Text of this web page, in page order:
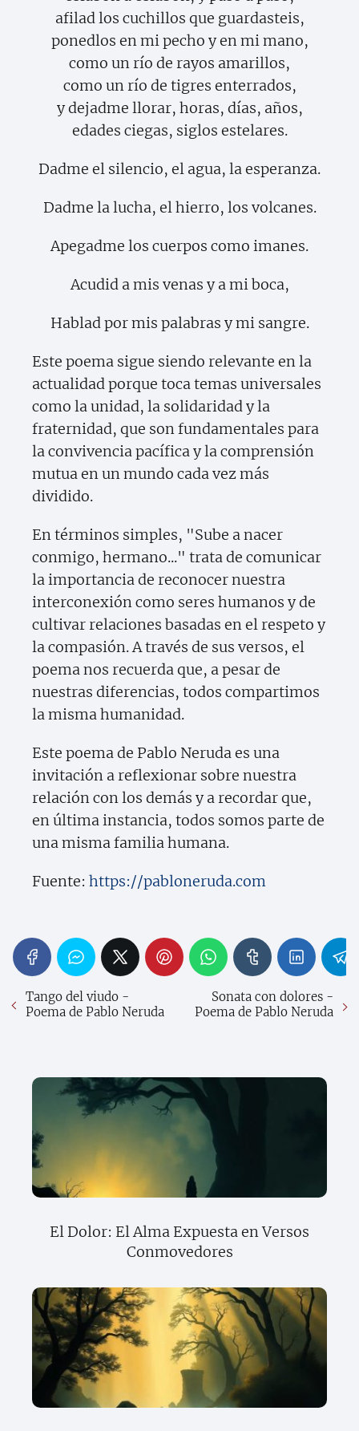
afilad los cuchillos que guardasteis,
ponedlos en mi pecho y en mi mano,
como un río de rayos amarillos,
como un río de tigres enterrados,
y dejadme llorar, horas, días, años,
edades ciegas, siglos estelares.
Dadme el silencio, el agua, la esperanza.
Dadme la lucha, el hierro, los volcanes.
Apegadme los cuerpos como imanes.
Acudid a mis venas y a mi boca,
Hablad por mis palabras y mi sangre.
Este poema sigue siendo relevante en la
actualidad porque toca temas universales
como la unidad, la solidaridad y la
fraternidad, que son fundamentales para
la convivencia pacífica y la comprensión
mutua en un mundo cada vez más
dividido.
En términos simples, "Sube a nacer
conmigo, hermano..." trata de comunicar
la importancia de reconocer nuestra
interconexión como seres humanos y de
cultivar relaciones basadas en el respeto y
la compasión. A través de sus versos, el
poema nos recuerda que, a pesar de
nuestras diferencias, todos compartimos
la misma humanidad.
Este poema de Pablo Neruda es una
invitación a reflexionar sobre nuestra
relación con los demás y a recordar que,
en última instancia, todos somos parte de
una misma familia humana.
Fuente: https://pabloneruda.com
Tango del viudo -
Poema de Pablo Neruda
Sonata con dolores -
Poema de Pablo Neruda
El Dolor: El Alma Expuesta en Versos
Conmovedores